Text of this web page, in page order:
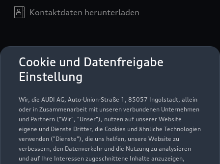
Cookie und Datenfreigabe
Einstellung
Wir, die AUDI AG, Auto-Union-Straße 1, 85057 Ingolstadt, allein
oder in Zusammenarbeit mit unseren verbundenen Unternehmen
und Partnern ("Wir", "Unser"), nutzen auf unserer Website
eigene und Dienste Dritter, die Cookies und ähnliche Technologien
verwenden ("Dienste"), die uns helfen, unsere Website zu
verbessern, den Datenverkehr und die Nutzung zu analysieren
und auf Ihre Interessen zugeschnittene Inhalte anzuzeigen,
Kontaktdaten herunterladen
Öffnungszeiten
Geschlossen ,öffnet am Montag 08:00
Service
Geschlossen,öffnet am Montag 06:30